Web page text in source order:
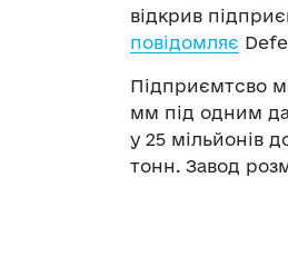
відкрив
повідомляє
Підприємтсво
мм під одним
у 25 мільйонів
тонн. Завод